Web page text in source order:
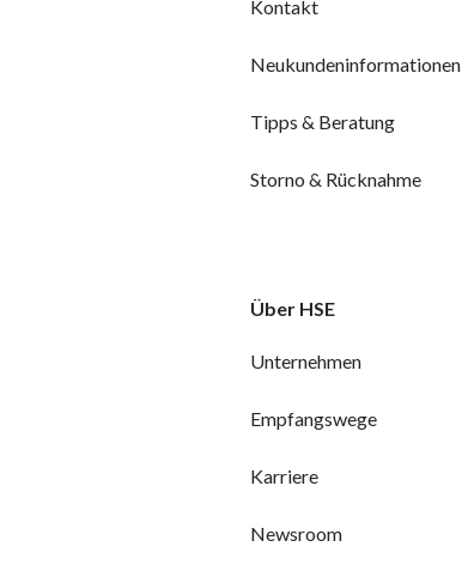
Kontakt
Neukundeninformationen
Tipps & Beratung
Storno & Rücknahme
Über HSE
Unternehmen
Empfangswege
Karriere
Newsroom